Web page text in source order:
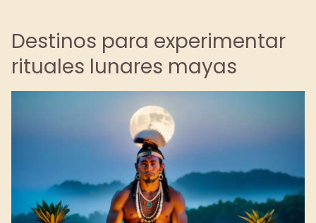
Destinos para experimentar
rituales lunares mayas